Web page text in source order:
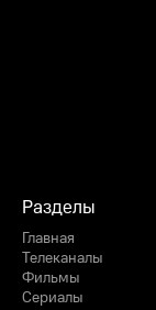
Разделы
Главная
Телеканалы
Фильмы
Сериалы